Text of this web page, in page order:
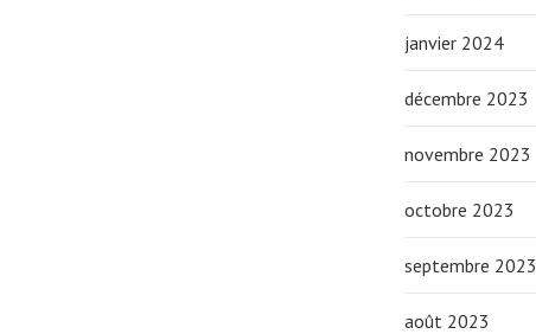
janvier 2024
décembre 2023
novembre 2023
octobre 2023
septembre 2023
août 2023